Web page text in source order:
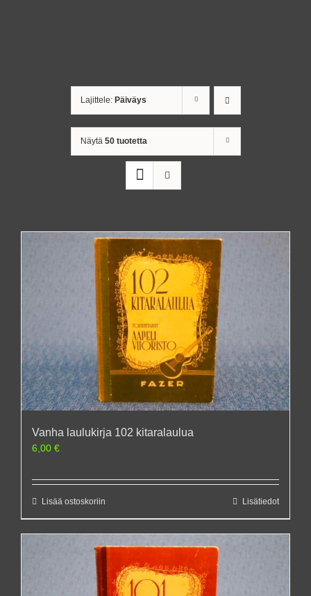
Lajittele: Päiväys
Näytä 50 tuotetta
Vanha laulukirja 102 kitaralaulua
6,00 €
Lisää ostoskoriin Lisätiedot